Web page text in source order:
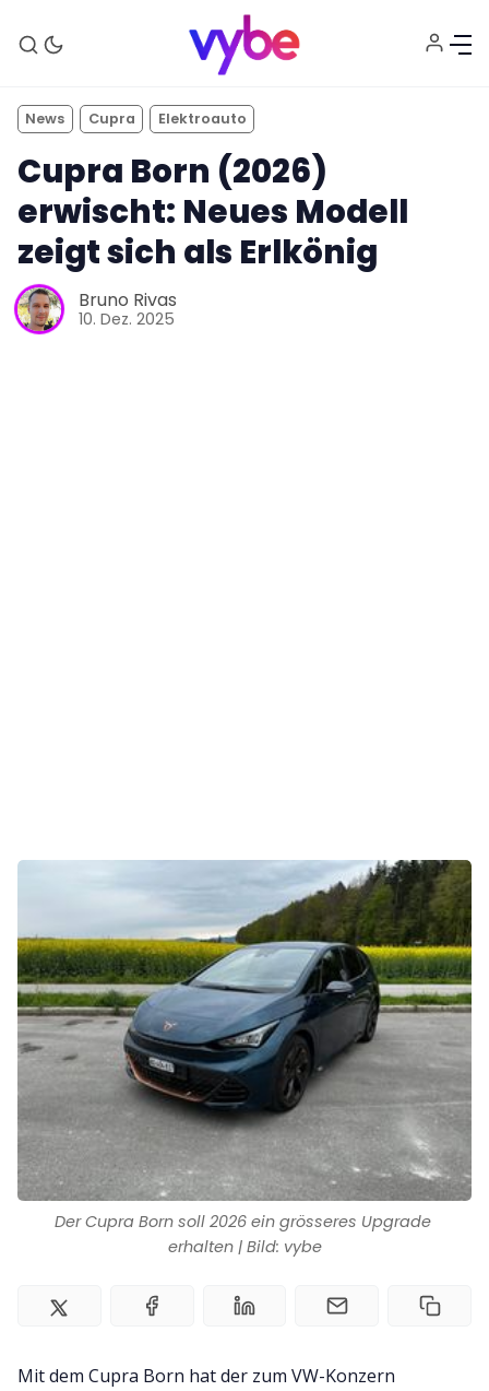
Zusammenarbeit
Kontakt
Impressum
Der Cupra Born soll 2026 ein grösseres Upgrade
erhalten | Bild: vybe
News Cupra Elektroauto
Cupra Born (2026)
erwischt: Neues Modell
zeigt sich als Erlkönig
Bruno Rivas
10. Dez. 2025
Mit dem Cupra Born hat der zum VW-Konzern